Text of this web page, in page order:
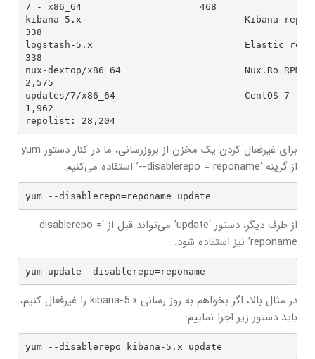
7 - x86_64                     468
kibana-5.x                             Kibana
338
logstash-5.x                           Elastic
338
nux-dextop/x86_64                      Nux.Ro RPMs
2,575
updates/7/x86_64                       CentOS-7 -
1,962
repolist: 28,204
برای غیرفعال کردن یک مخزن از بروزرسانی، ما در کنار دستور yum
از گزینه ‘disablerepo = reponame--’ استفاده می‌کنیم.
yum --disablerepo=reponame update
از طرف دیگر، دستور ‘update’ می‌تواند قبل از ‘disablerepo =
reponame’ نیز استفاده شود:
yum update -disablerepo=reponame
در مثال بالا، اگر بخواهم به روز رسانی kibana-5.x را غیرفعال کنیم،
باید دستور زیر اجرا نماییم:
yum --disablerepo=kibana-5.x update